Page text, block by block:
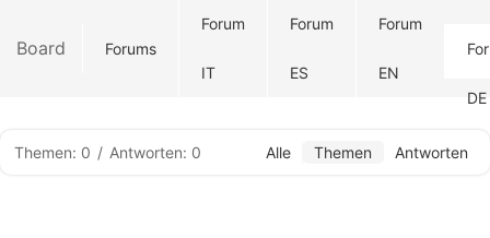
Board Forums
Forum
IT
Forum
ES
Forum
EN
DE
Themen: 0 / Antworten: 0 Alle Themen Antworten